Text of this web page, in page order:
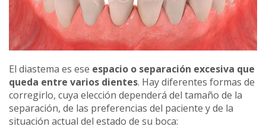
El diastema es ese espacio o separación excesiva que
queda entre varios dientes. Hay diferentes formas de
corregirlo, cuya elección dependerá del tamaño de la
separación, de las preferencias del paciente y de la
situación actual del estado de su boca: